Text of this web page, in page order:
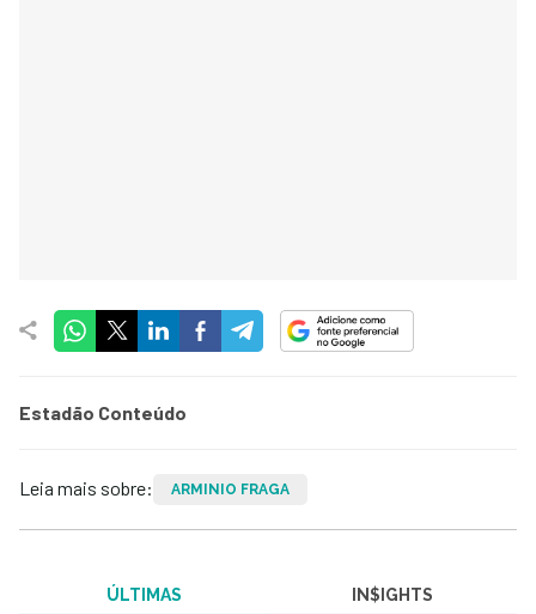
Estadão Conteúdo
Leia mais sobre: ARMINIO FRAGA
ÚLTIMAS IN$IGHTS